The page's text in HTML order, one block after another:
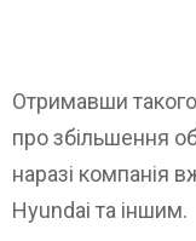
Отримавши
про збільшення
наразі компанія
Hyundai та іншим.